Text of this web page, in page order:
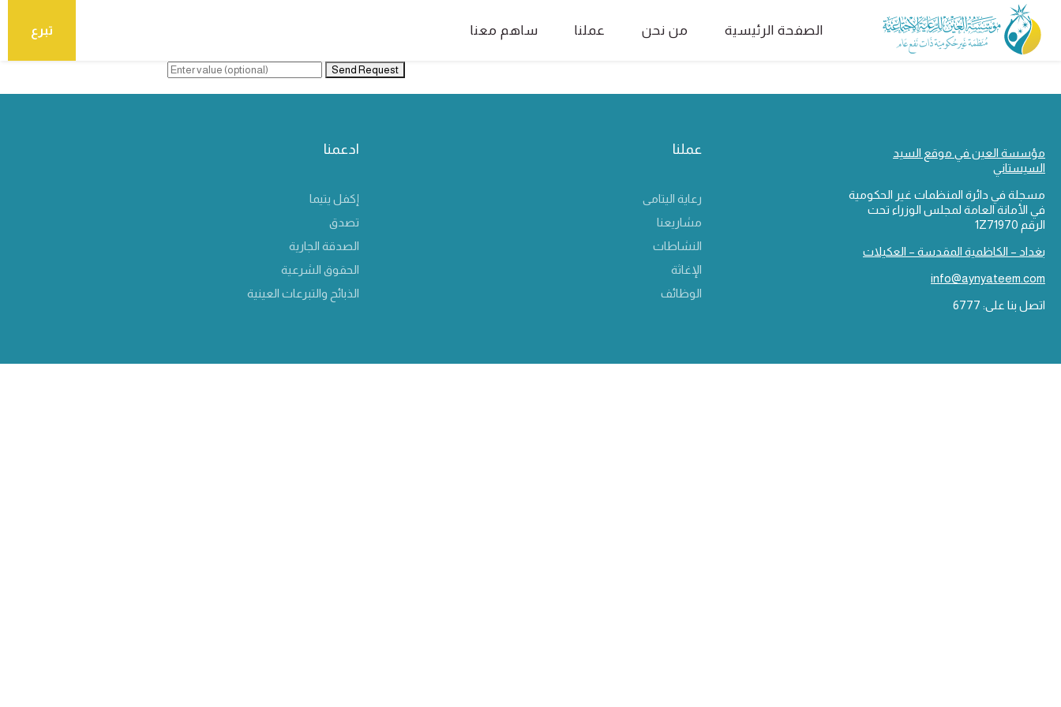
الصفحة الرئيسية من نحن عملنا ساهم معنا تبرع
Send Request
مؤسسة العين في موقع السيد
السيستاني
مسجلة في دائرة المنظمات غير الحكومية
في الأمانة العامة لمجلس الوزراء تحت
الرقم 1Z71970
بغداد – الكاظمية المقدسة – العكيلات
info@aynyateem.com
اتصل بنا على: 6777
عملنا
رعاية اليتامى
مشاريعنا
النشاطات
الإغاثة
الوظائف
ادعمنا
إكفل يتيما
تصدق
الصدقة الجارية
الحقوق الشرعية
الذبائح والتبرعات العينية